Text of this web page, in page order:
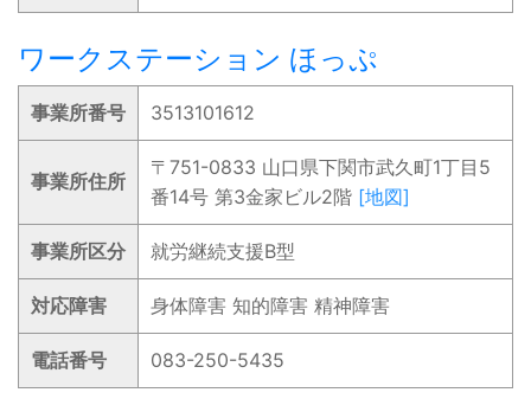
ワークステーション ほっぷ
事業所番号 3513101612
事業所住所
〒751-0833 山口県下関市武久町1丁目5
番14号 第3金家ビル2階 [地図]
事業所区分 就労継続支援B型
対応障害 身体障害 知的障害 精神障害
電話番号 083-250-5435